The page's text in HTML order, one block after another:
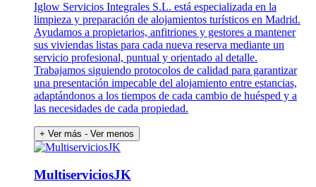
Iglow Servicios Integrales S.L. está especializada en la
limpieza y preparación de alojamientos turísticos en Madrid.
Ayudamos a propietarios, anfitriones y gestores a mantener
sus viviendas listas para cada nueva reserva mediante un
servicio profesional, puntual y orientado al detalle.
Trabajamos siguiendo protocolos de calidad para garantizar
una presentación impecable del alojamiento entre estancias,
adaptándonos a los tiempos de cada cambio de huésped y a
las necesidades de cada propiedad.
+ Ver más - Ver menos
MultiserviciosJK